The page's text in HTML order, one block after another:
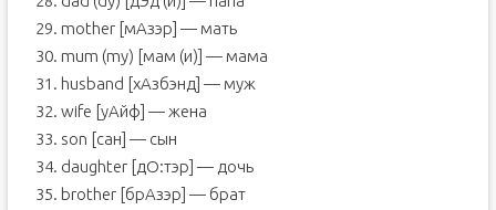
29. mother [мАзэр] — мать
30. mum (my) [мам (и)] — мама
31. husband [хАзбэнд] — муж
32. wife [уАйф] — жена
33. son [сан] — сын
34. daughter [дО:тэр] — дочь
35. brother [брАзэр] — брат